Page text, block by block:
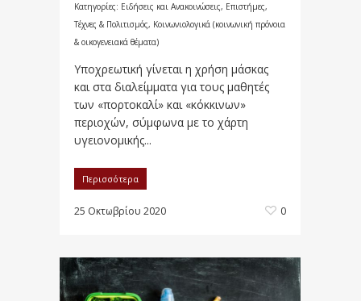
Κατηγορίες: Ειδήσεις και Ανακοινώσεις, Επιστήμες,
Τέχνες & Πολιτισμός, Κοινωνιολογικά (κοινωνική πρόνοια
& οικογενειακά θέματα)
Υποχρεωτική γίνεται η χρήση μάσκας
και στα διαλείμματα για τους μαθητές
των «πορτοκαλί» και «κόκκινων»
περιοχών, σύμφωνα με το χάρτη
υγειονομικής...
Περισσότερα
25 Οκτωβρίου 2020 0